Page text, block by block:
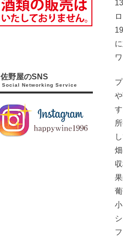
佐野屋のSNS
Social Networking Service
す